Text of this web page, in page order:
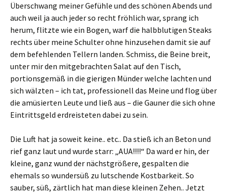
Überschwang meiner Gefühle und des schönen Abends und
auch weil ja auch jeder so recht fröhlich war, sprang ich
herum, flitzte wie ein Bogen, warf die halbblutigen Steaks
rechts über meine Schulter ohne hinzusehen damit sie auf
dem befehlenden Tellern landen. Schmiss, die Beine breit,
unter mir den mitgebrachten Salat auf den Tisch,
portionsgemäß in die gierigen Münder welche lachten und
sich wälzten – ich tat, professionell das Meine und flog über
die amüsierten Leute und ließ aus – die Gauner die sich ohne
Eintrittsgeld erdreisteten dabei zu sein.
Die Luft hat ja soweit keine.. etc.. Da stieß ich an Beton und
rief ganz laut und wurde starr: „AUA!!!!“ Da ward er hin, der
kleine, ganz wund der nächstgrößere, gespalten die
ehemals so wundersüß zu lutschende Kostbarkeit. So
sauber, süß, zärtlich hat man diese kleinen Zehen.. Jetzt